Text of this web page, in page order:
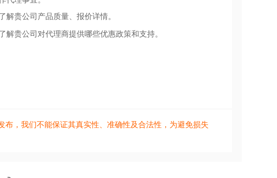
解贵公司产品质量、报价详情。
解贵公司对代理商提供哪些优惠政策和支持。
，我们不能保证其真实性、准确性及合法性，为避免损失